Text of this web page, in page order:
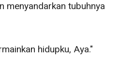
menyandarkan tubuhnya
hidupku, Aya."